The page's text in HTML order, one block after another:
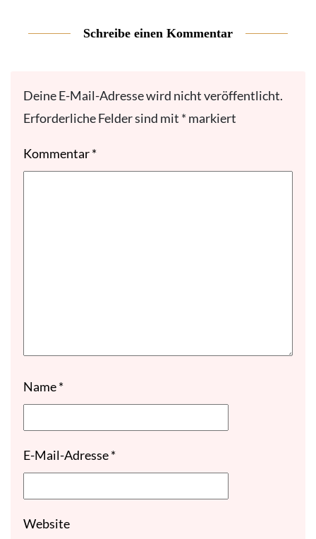
Schreibe einen Kommentar
Deine E-Mail-Adresse wird nicht veröffentlicht.
Erforderliche Felder sind mit *markiert
Kommentar*
Name*
E-Mail-Adresse*
Website